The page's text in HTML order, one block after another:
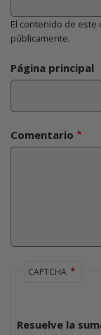
El contenido de este
públicamente.
Página principal
Comentario
CAPTCHA
Resuelve la